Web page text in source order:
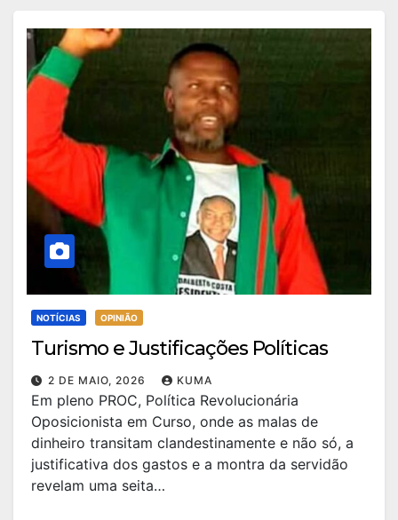
NOTÍCIAS OPINIÃO
Turismo e Justificações Políticas
2 DE MAIO, 2026 KUMA
Em pleno PROC, Política Revolucionária
Oposicionista em Curso, onde as malas de
dinheiro transitam clandestinamente e não só, a
justificativa dos gastos e a montra da servidão
revelam uma seita…